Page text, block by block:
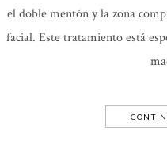
el doble mentón y la zona
facial. Este tratamiento está